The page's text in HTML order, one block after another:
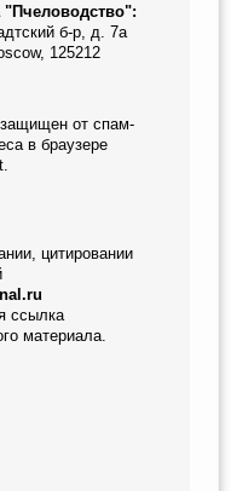
"Пчеловодство":
б-р, д. 7а
125212
от спам-
в браузере
цитировании
ссылка
материала.